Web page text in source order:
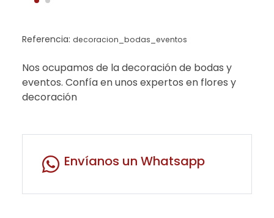
Referencia: decoracion_bodas_eventos
Nos ocupamos de la decoración de bodas y
eventos. Confía en unos expertos en flores y
decoración
Envíanos un Whatsapp